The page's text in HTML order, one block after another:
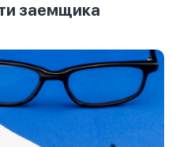
заемщика